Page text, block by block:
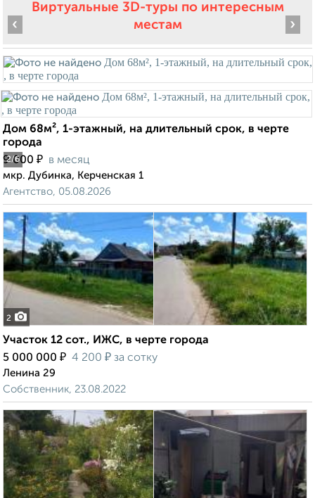
Виртуальные 3D-туры по интересным
местам
2/6
‹ ›
Дом 68м², 1-этажный, на длительный срок, в черте
города
9 000 ₽ в месяц
мкр. Дубинка, Керченская 1
Агентство, 05.08.2026
2
Участок 12 сот., ИЖС, в черте города
5 000 000 ₽ 4 200 ₽ за сотку
Ленина 29
Собственник, 23.08.2022